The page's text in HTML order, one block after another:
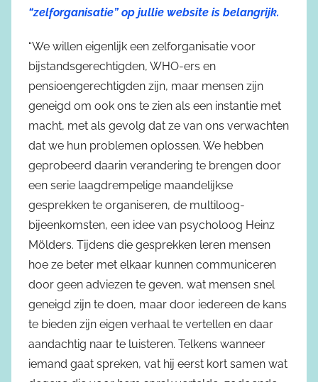
“zelforganisatie” op jullie website is belangrijk.
“We willen eigenlijk een zelforganisatie voor
bijstandsgerechtigden, WHO-ers en
pensioengerechtigden zijn, maar mensen zijn
geneigd om ook ons te zien als een instantie met
macht, met als gevolg dat ze van ons verwachten
dat we hun problemen oplossen. We hebben
geprobeerd daarin verandering te brengen door
een serie laagdrempelige maandelijkse
gesprekken te organiseren, de multiloog-
bijeenkomsten, een idee van psycholoog Heinz
Mölders. Tijdens die gesprekken leren mensen
hoe ze beter met elkaar kunnen communiceren
door geen adviezen te geven, wat mensen snel
geneigd zijn te doen, maar door iedereen de kans
te bieden zijn eigen verhaal te vertellen en daar
aandachtig naar te luisteren. Telkens wanneer
iemand gaat spreken, vat hij eerst kort samen wat